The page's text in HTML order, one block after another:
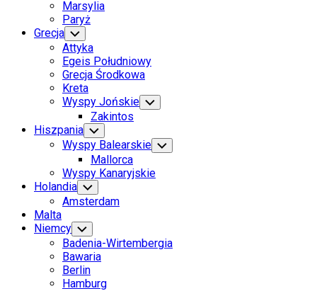
Menu
Marsylia
Paryż
Grecja Toggle
Child
Menu
Attyka
Egeis Południowy
Grecja Środkowa
Kreta
Wyspy Jońskie Toggle
Child
Zakintos
Hiszpania Toggle
Child
Menu
Wyspy Balearskie Toggle
Child
Mallorca
Wyspy Kanaryjskie
Holandia Toggle
Child
Menu
Amsterdam
Malta
Niemcy Toggle
Child
Menu
Badenia-Wirtembergia
Bawaria
Berlin
Hamburg